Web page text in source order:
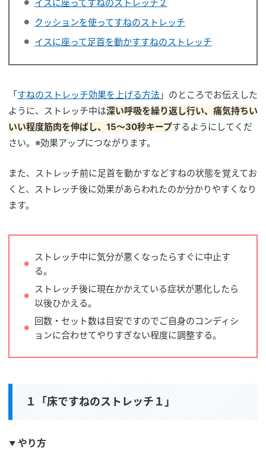
イスに座ってすねのストレッチ２
クッションを使ってすねのストレッチ
イスに座って足首を動かすすねのストレッチ
「すねのストレッチ効果を上げる方法 」のところでお伝えした
ように、ストレッチ中は深い呼吸を繰り返し行い、痛気持ちい
いい程度筋肉を伸ばし、15〜30秒キープするようにしてくだ
さい。※効果アップにつながります。
また、ストレッチ前に足首を動かすなどすねの状態を覚えてお
くと、ストレッチ後に効果があらわれたのか分かりやすくなり
ます。
ストレッチ中に気分が悪くなったらすぐに中止す
る。
ストレッチ後に現在かかえている症状が悪化したら
以後ひかえる。
回数・セット数は目安ですのでご自身のコンディシ
ョンに合わせてやりすぎない程度に調整する。
１「床ですねのストレッチ１」
やり方